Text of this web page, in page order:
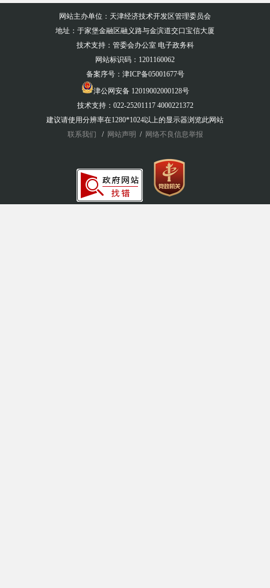
网站主办单位：天津经济技术开发区管理委员会
地址：于家堡金融区融义路与金滨道交口宝信大厦
技术支持：管委会办公室 电子政务科
网站标识码：1201160062
备案序号： 津ICP备05001677号
津公网安备 12019002000128号
技术支持：022-25201117 4000221372
建议请使用分辨率在1280*1024以上的显示器浏览此网站
联系我们
/ 网站声明 / 网络不良信息举报